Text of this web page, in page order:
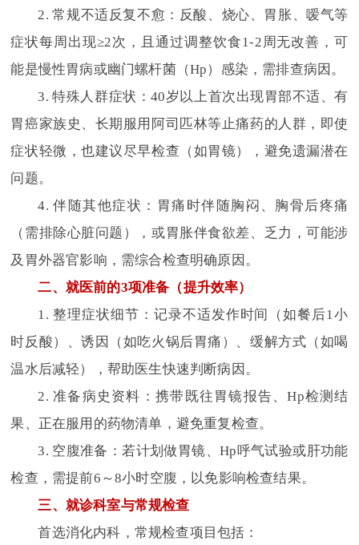
2. 常规不适反复不愈：反酸、烧心、胃胀、嗳气等
症状每周出现≥2次，且通过调整饮食1-2周无改善，可
能是慢性胃病或幽门螺杆菌（Hp）感染，需排查病因。
3. 特殊人群症状：40岁以上首次出现胃部不适、有
胃癌家族史、长期服用阿司匹林等止痛药的人群，即使
症状轻微，也建议尽早检查（如胃镜），避免遗漏潜在
问题。
4. 伴随其他症状：胃痛时伴随胸闷、胸骨后疼痛
（需排除心脏问题），或胃胀伴食欲差、乏力，可能涉
及胃外器官影响，需综合检查明确原因。
二、就医前的3项准备（提升效率）
1. 整理症状细节：记录不适发作时间（如餐后1小
时反酸）、诱因（如吃火锅后胃痛）、缓解方式（如喝
温水后减轻），帮助医生快速判断病因。
2. 准备病史资料：携带既往胃镜报告、Hp检测结
果、正在服用的药物清单，避免重复检查。
3. 空腹准备：若计划做胃镜、Hp呼气试验或肝功能
检查，需提前6～8小时空腹，以免影响检查结果。
三、就诊科室与常规检查
首选消化内科，常规检查项目包括：